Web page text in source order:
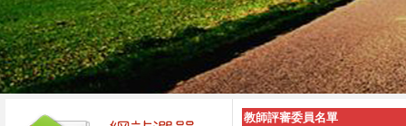
教師評審委員名單